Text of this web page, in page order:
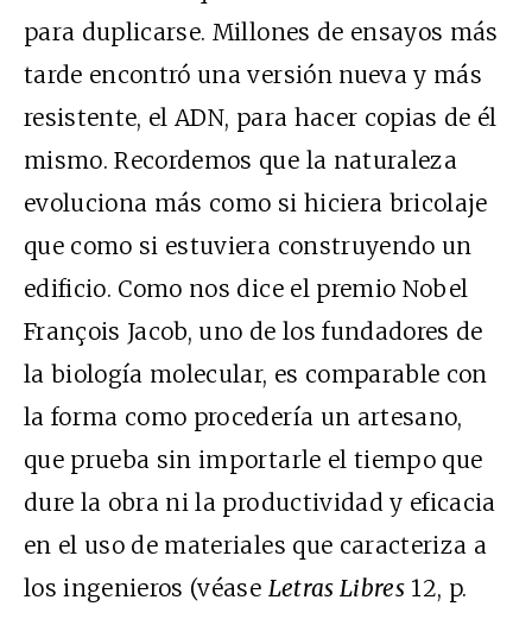
para duplicarse. Millones de ensayos más
tarde encontró una versión nueva y más
resistente, el ADN, para hacer copias de él
mismo. Recordemos que la naturaleza
evoluciona más como si hiciera bricolaje
que como si estuviera construyendo un
edificio. Como nos dice el premio Nobel
François Jacob, uno de los fundadores de
la biología molecular, es comparable con
la forma como procedería un artesano,
que prueba sin importarle el tiempo que
dure la obra ni la productividad y eficacia
en el uso de materiales que caracteriza a
los ingenieros (véase Letras Libres12, p.